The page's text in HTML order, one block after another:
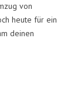
von
heute für ein
deinen